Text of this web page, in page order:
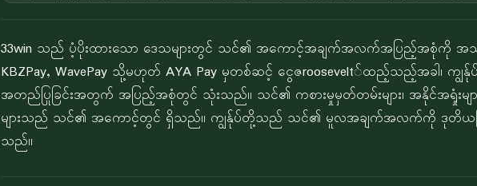
33win သည် ပံ့ပိုးထားသော ဒေသများတွင် သင်၏ အကောင့်အချက်အလက်အပြည့်အစုံကို အ
KBZPay, WavePay သို့မဟုတ် AYA Pay မှတစ်ဆင့် ငွေဇroosevelt်ထည့်သည့်အခါ၊ က
အတည်ပြုခြင်းအတွက် အပြည့်အစုံတွင် သုံးသည်။ သင်၏ ကစားမှုမှတ်တမ်းများ၊ အနိုင်အရှုံးမျာ
များသည် သင်၏ အကောင့်တွင် ရှိသည်။ ကျွန်ုပ်တို့သည် သင်၏ မူလအချက်အလက်ကို ဒုတိယမြို့
သည်။